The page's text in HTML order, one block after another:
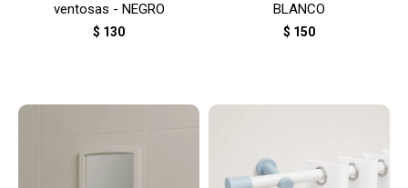
ventosas - NEGRO
$ 130
BLANCO
$ 150